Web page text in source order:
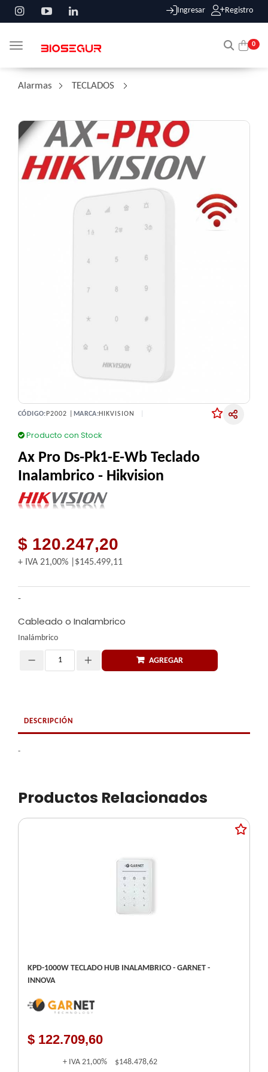
Ingresar Registro
0
Toggle navigation
Alarmas TECLADOS
CÓDIGO: P2002 | MARCA:HIKVISION
Producto con Stock
Ax Pro Ds-Pk1-E-Wb Teclado
Inalambrico - Hikvision
$ 120.247,20
+ IVA 21,00% $145.499,11
-
Cableado o Inalambrico
Inalámbrico
AGREGAR
DESCRIPCIÓN
-
Productos Relacionados
KPD-1000W TECLADO HUB INALAMBRICO - GARNET -
INNOVA
$ 122.709,60
+ IVA 21,00% $148.478,62